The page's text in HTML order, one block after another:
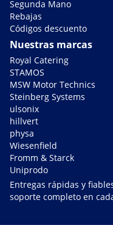
Segunda Mano
Rebajas
Códigos descuento
Nuestras marcas
Royal Catering
STAMOS
MSW Motor Technics
Steinberg Systems
ulsonix
hillvert
physa
Wiesenfield
Fromm & Starck
Uniprodo
Entregas rápidas y
soporte completo en